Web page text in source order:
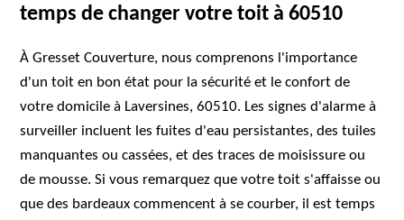
temps de changer votre toit à 60510
À Gresset Couverture, nous comprenons l'importance
d'un toit en bon état pour la sécurité et le confort de
votre domicile à Laversines, 60510. Les signes d'alarme à
surveiller incluent les fuites d'eau persistantes, des tuiles
manquantes ou cassées, et des traces de moisissure ou
de mousse. Si vous remarquez que votre toit s'affaisse ou
que des bardeaux commencent à se courber, il est temps